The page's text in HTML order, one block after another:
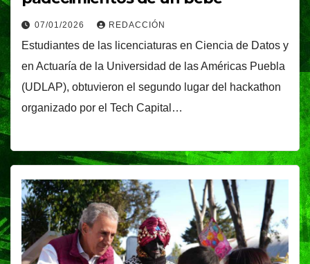
07/01/2026 REDACCIÓN
Estudiantes de las licenciaturas en Ciencia de Datos y
en Actuaría de la Universidad de las Américas Puebla
(UDLAP), obtuvieron el segundo lugar del hackathon
organizado por el Tech Capital…